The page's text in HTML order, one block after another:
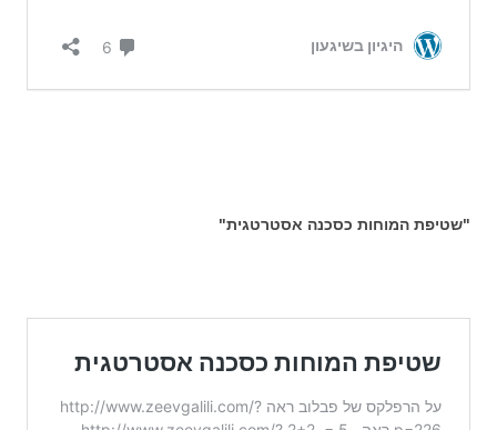
"שטיפת המוחות כסכנה אסטרטגית"